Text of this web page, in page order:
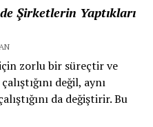
Şirketlerin Yaptıkları
zorlu bir süreçtir ve
değil, aynı
da değiştirir. Bu